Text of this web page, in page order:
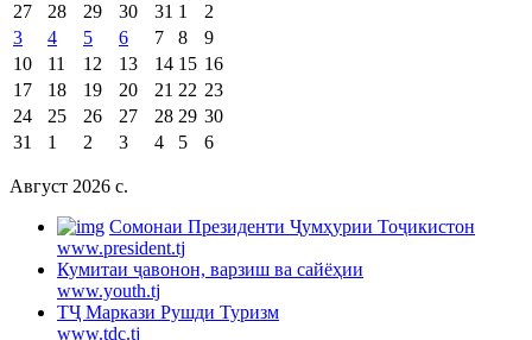
27
28 29 30 31 1
2
3
4 5 6 7 8
9
10
11 12 13 14 15 16
17
18 19 20 21 22 23
24
25 26 27 28 29 30
31
1 2 3 4 5 6
Август 2026 c.
Cомонаи Президенти Ҷумҳурии Тоҷикистон
www.president.tj
Кумитаи ҷавонон, варзиш ва сайёҳии
www.youth.tj
ТҶ Маркази Рушди Туризм
www.tdc.tj